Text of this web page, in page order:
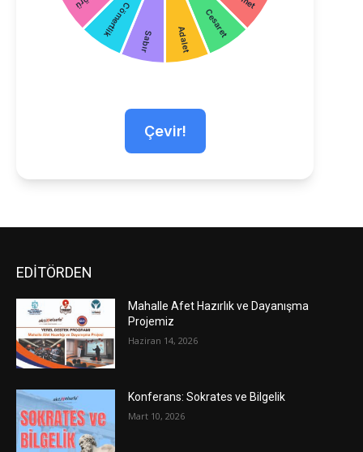
Çevir!
EDİTÖRDEN
Mahalle Afet Hazırlık ve Dayanışma
Projemiz
Haziran 14, 2026
Konferans: Sokrates ve Bilgelik
Mart 10, 2026